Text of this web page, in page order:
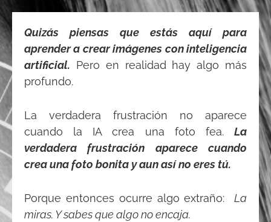
Quizás piensas que estás aquí para
aprender a crear imágenes con inteligencia
artificial. Pero en realidad hay algo más
profundo.
La verdadera frustración no aparece
cuando la IA crea una foto fea. La
verdadera frustración aparece cuando
crea una foto bonita y aun así no eres tú.
Porque entonces ocurre algo extraño: La
miras. Y sabes que algo no encaja.